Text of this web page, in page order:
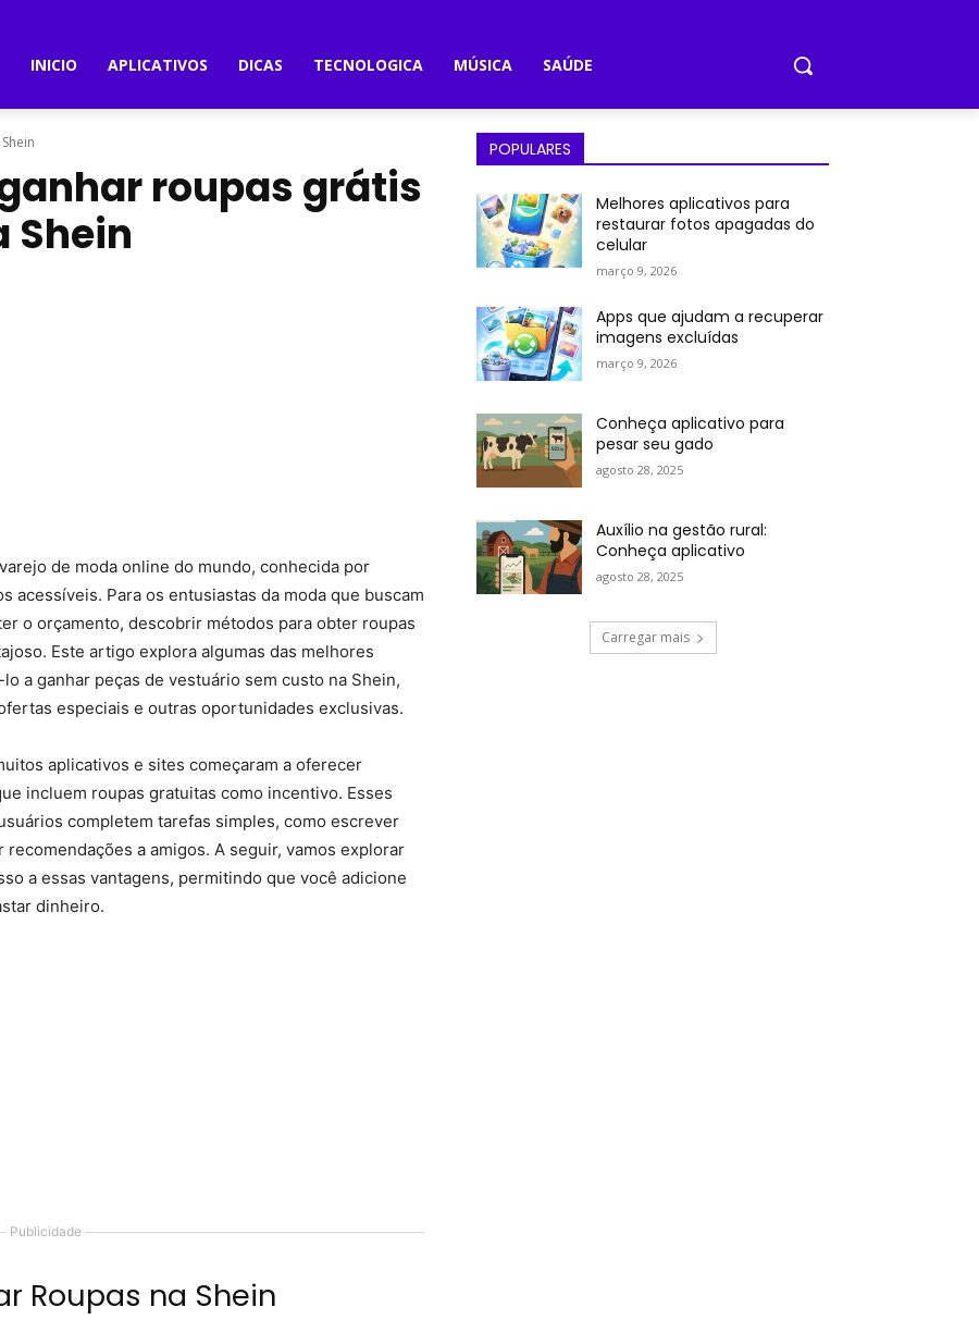
INICIO APLICATIVOS DICAS TECNOLOGICA MÚSICA SAÚDE
roupas grátis
Shein
de moda online do mundo, conhecida por
acessíveis. Para os entusiastas da moda que buscam
o orçamento, descobrir métodos para obter roupas
Este artigo explora algumas das melhores
a ganhar peças de vestuário sem custo na Shein,
especiais e outras oportunidades exclusivas.
aplicativos e sites começaram a oferecer
incluem roupas gratuitas como incentivo. Esses
completem tarefas simples, como escrever
a amigos. A seguir, vamos explorar
a essas vantagens, permitindo que você adicione
dinheiro.
Publicidade
Roupas na Shein
POPULARES
Melhores aplicativos para
restaurar fotos apagadas do
celular
março 9, 2026
Apps que ajudam a recuperar
imagens excluídas
março 9, 2026
Conheça aplicativo para
pesar seu gado
agosto 28, 2025
Auxílio na gestão rural:
Conheça aplicativo
agosto 28, 2025
Carregar mais